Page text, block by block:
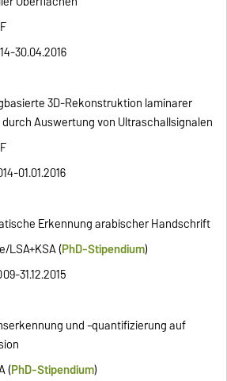
30.04.2016
3D-Rekonstruktion laminarer
Auswertung von Ultraschallsignalen
01.01.2016
Erkennung arabischer Handschrift
LSA+KSA (PhD-Stipendium)
31.12.2015
und –quantifizierung auf
(PhD-Stipendium)